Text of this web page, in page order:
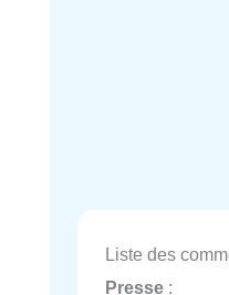
Liste des
Presse :